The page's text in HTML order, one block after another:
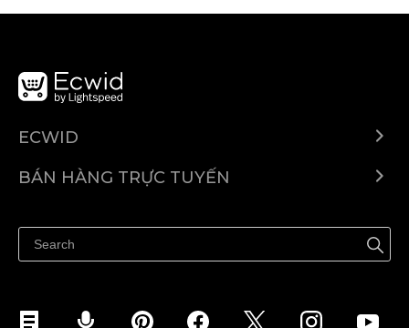
ECWID
Trung tâm trợ giúp
BÁN HÀNG TRỰC TUYẾN
Quảng bá ở bất cứ đâu
Kiểm soát mọi thứ